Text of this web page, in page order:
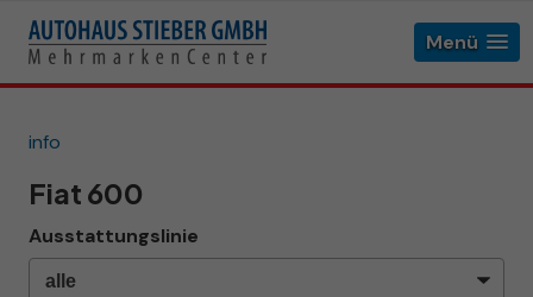
Menü
info
Fiat 600
Ausstattungslinie